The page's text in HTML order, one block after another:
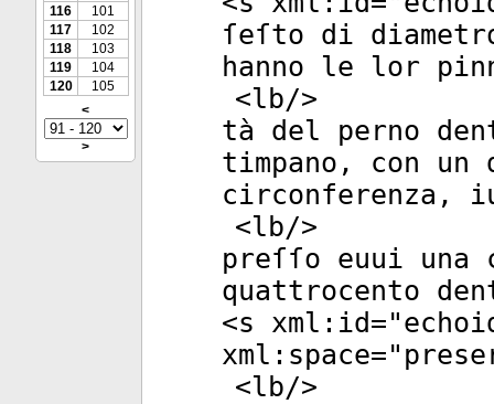
116
101
117
102
118
103
119
104
120
105
<
>
ſeſto di
hanno le lor
<lb/>
tà del perno
timpano, con
circonferenza,
<lb/>
preſſo euui una
quattrocento
<s xml:id="
xml:space="
<lb/>